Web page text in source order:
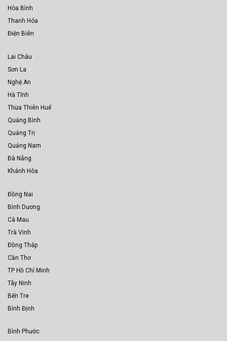
Hòa Bình
Thanh Hóa
Điện Biên
Lai Châu
Sơn La
Nghệ An
Hà Tĩnh
Thừa Thiên Huế
Quảng Bình
Quảng Trị
Quảng Nam
Đà Nẵng
Khánh Hòa
Đồng Nai
Bình Dương
Cà Mau
Trà Vinh
Đồng Tháp
Cần Thơ
TP Hồ Chí Minh
Tây Ninh
Bến Tre
Bình Định
Bình Phước